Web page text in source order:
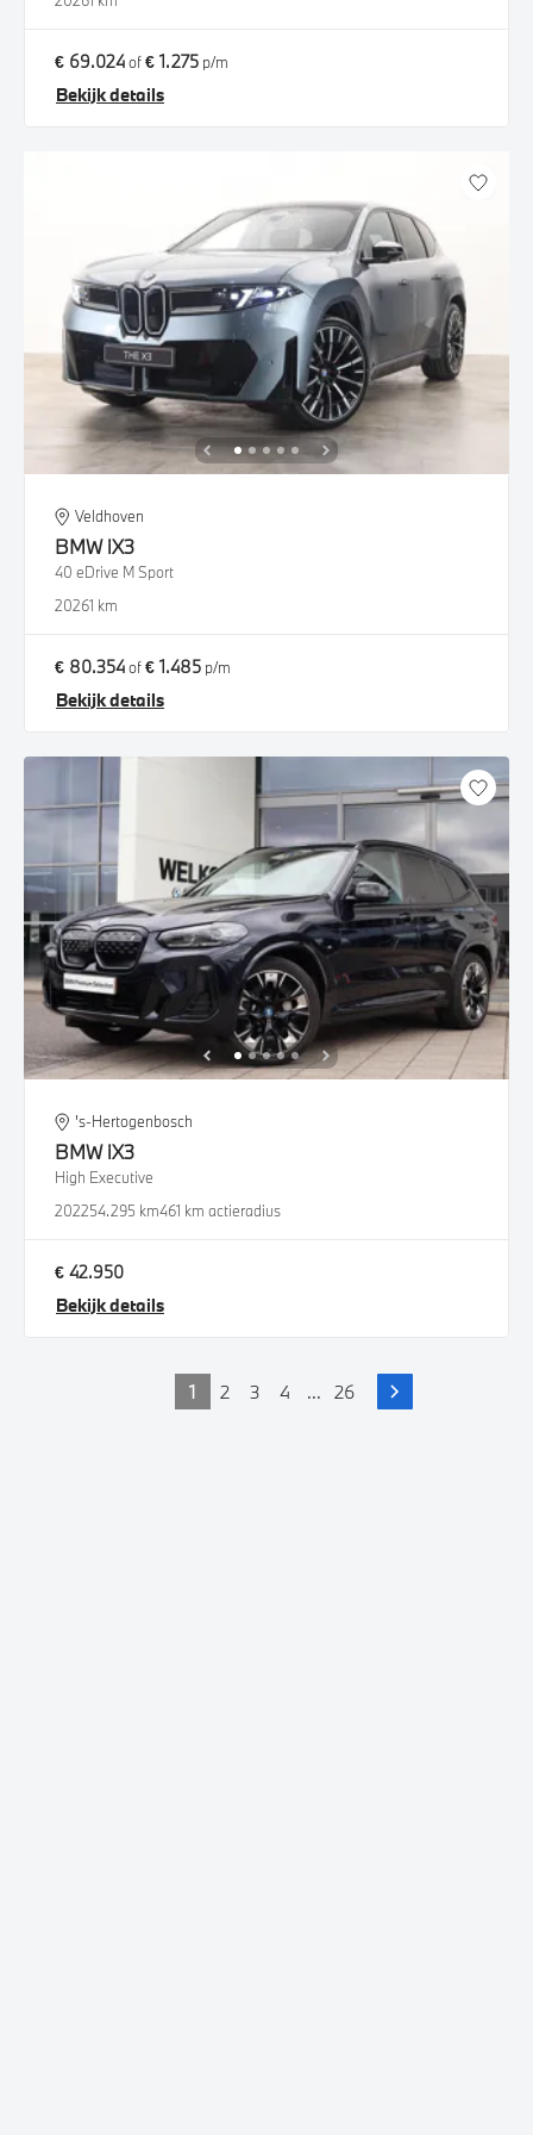
€ 69.024of€ 1.275 p/m
Bekijk details
Veldhoven
BMW iX3
40 eDrive M Sport
20261 km
€ 80.354of€ 1.485 p/m
Bekijk details
's-Hertogenbosch
BMW iX3
High Executive
202254.295 km461 km actieradius
€ 42.950
Bekijk details
1 2 3 4 ... 26